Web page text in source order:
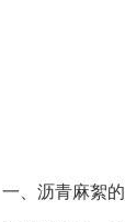
一、沥青麻絮